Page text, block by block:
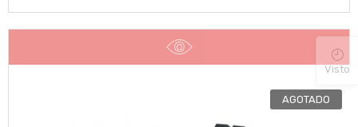
AGOTADO
Visto